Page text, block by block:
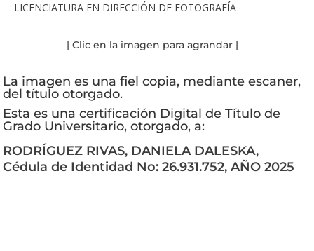
LICENCIATURA EN DIRECCIÓN DE FOTOGRAFÍA
| Clic en la imagen para agrandar |
La imagen es una fiel copia, mediante escaner,
del título otorgado.
Esta es una certificación Digital de Título de
Grado Universitario, otorgado, a:
RODRÍGUEZ RIVAS, DANIELA DALESKA,
Cédula de Identidad No: 26.931.752, AÑO 2025